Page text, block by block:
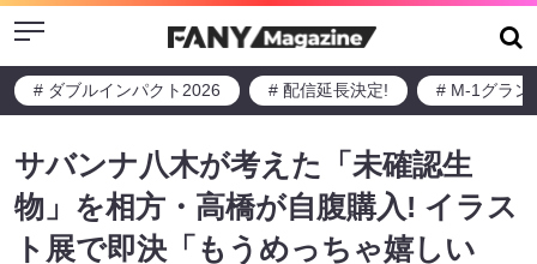
Menu
# ダブルインパクト2026 # 配信延長決定! # M-1グラン
サバンナ八木が考えた「未確認生
物」を相方・高橋が自腹購入! イラス
ト展で即決「もうめっちゃ嬉しい